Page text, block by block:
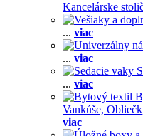
Kancelárske
... viac
... viac
... viac
Vankúše,
viac